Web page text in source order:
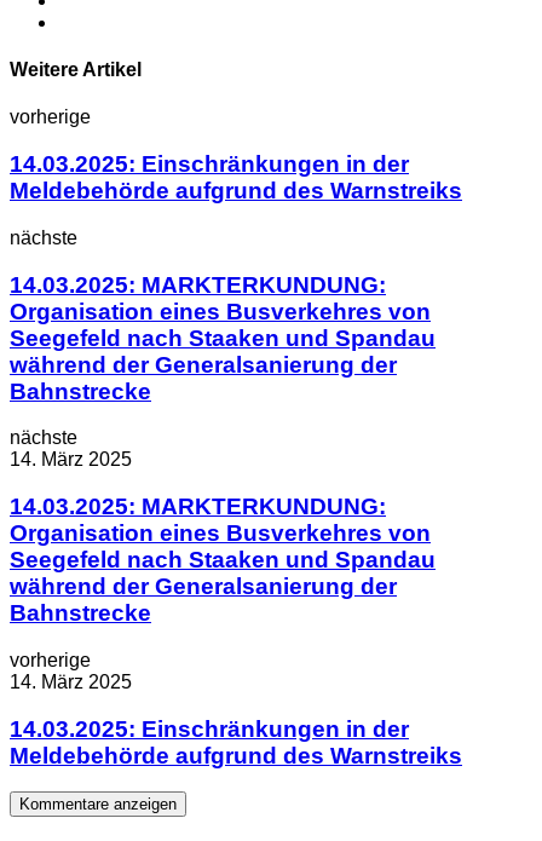
Weitere Artikel
vorherige
14.03.2025: Einschränkungen in der
Meldebehörde aufgrund des Warnstreiks
nächste
14.03.2025: MARKTERKUNDUNG:
Organisation eines Busverkehres von
Seegefeld nach Staaken und Spandau
während der Generalsanierung der
Bahnstrecke
nächste
14. März 2025
14.03.2025: MARKTERKUNDUNG:
Organisation eines Busverkehres von
Seegefeld nach Staaken und Spandau
während der Generalsanierung der
Bahnstrecke
vorherige
14. März 2025
14.03.2025: Einschränkungen in der
Meldebehörde aufgrund des Warnstreiks
Kommentare anzeigen